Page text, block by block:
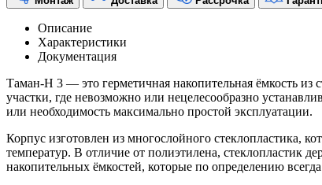
Описание
Характеристики
Документация
Таман-Н 3 — это герметичная накопительная ёмкость из
участки, где невозможно или нецелесообразно
или необходимость максимально простой эксплуатации.
Корпус изготовлен из многослойного стеклопластика,
температур. В отличие от полиэтилена, стеклопластик
накопительных ёмкостей, которые по определению